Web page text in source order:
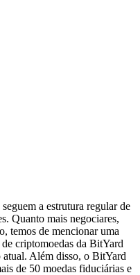
a estrutura regular de
Quanto mais negociares,
temos de mencionar uma
criptomoedas da BitYard
atual. Além disso, o BitYard
de 50 moedas fiduciárias e